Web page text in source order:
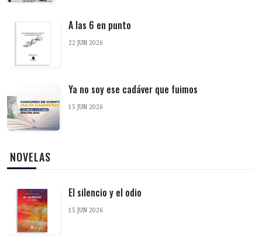
A las 6 en punto
22 JUN 2026
Ya no soy ese cadáver que fuimos
15 JUN 2026
‎ NOVELAS
El silencio y el odio
15 JUN 2026